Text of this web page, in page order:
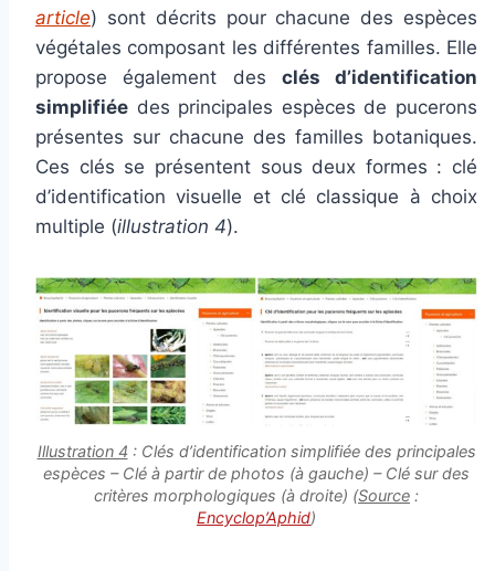
article) sont décrits pour chacune des espèces
végétales composant les différentes familles. Elle
propose également des clés d’identification
simplifiée des principales espèces de pucerons
présentes sur chacune des familles botaniques.
Ces clés se présentent sous deux formes : clé
d’identification visuelle et clé classique à choix
multiple (illustration 4).
Illustration 4: Clés d’identification simplifiée des principales
espèces – Clé à partir de photos (à gauche) – Clé sur des
critères morphologiques (à droite) (Source :
Encyclop’Aphid)